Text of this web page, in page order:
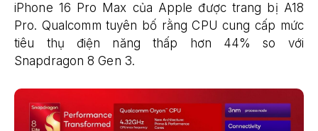
iPhone 16 Pro Max của Apple được trang bị A18
Pro. Qualcomm tuyên bố rằng CPU cung cấp mức
tiêu thụ điện năng thấp hơn 44% so với
Snapdragon 8 Gen 3.